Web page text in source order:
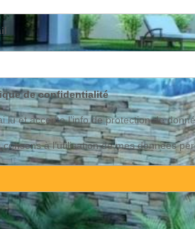
de confidentialité
lu et accepte l’info deprotectionde
consens à l’utilisation de mes données